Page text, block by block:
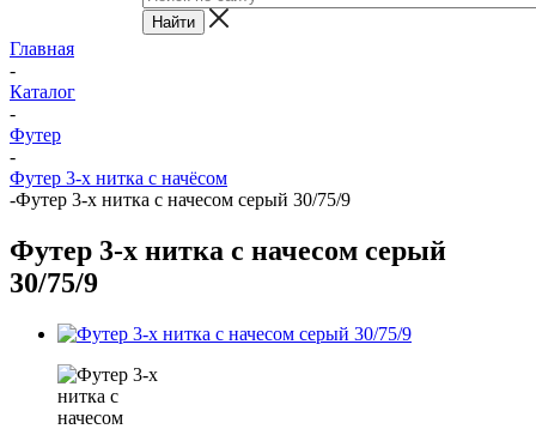
Главная
-
Каталог
-
Футер
-
Футер 3-х нитка с начёсом
-Футер 3-х нитка с начесом серый 30/75/9
Футер 3-х нитка с начесом серый
30/75/9